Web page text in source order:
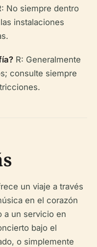
No siempre dentro
instalaciones
R: Generalmente
consulte siempre
un viaje a través
en el corazón
a un servicio en
bajo el
o simplemente